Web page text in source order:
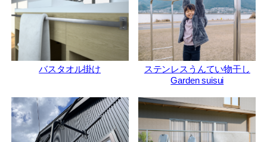
バスタオル掛け
ステンレスうんてい物干し
Garden suisui